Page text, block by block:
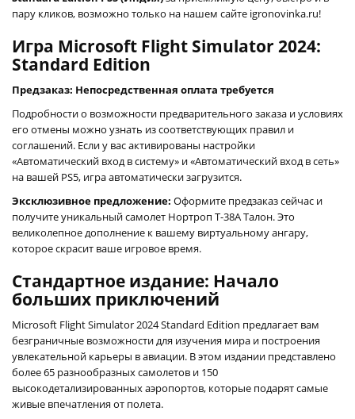
пару кликов, возможно только на нашем сайте igronovinka.ru!
Игра Microsoft Flight Simulator 2024:
Standard Edition
Предзаказ: Непосредственная оплата требуется
Подробности о возможности предварительного заказа и условиях
его отмены можно узнать из соответствующих правил и
соглашений. Если у вас активированы настройки
«Автоматический вход в систему» и «Автоматический вход в сеть»
на вашей PS5, игра автоматически загрузится.
Эксклюзивное предложение: Оформите предзаказ сейчас и
получите уникальный самолет Нортроп T-38A Талон. Это
великолепное дополнение к вашему виртуальному ангару,
которое скрасит ваше игровое время.
Стандартное издание: Начало
больших приключений
Microsoft Flight Simulator 2024 Standard Edition предлагает вам
безграничные возможности для изучения мира и построения
увлекательной карьеры в авиации. В этом издании представлено
более 65 разнообразных самолетов и 150
высокодетализированных аэропортов, которые подарят самые
живые впечатления от полета.